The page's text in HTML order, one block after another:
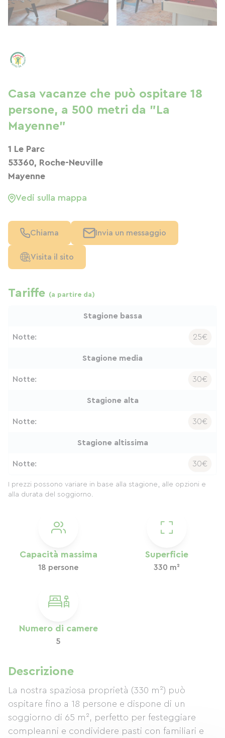
Capacità massima
18 persone
Superficie
330 m²
Numero di camere
5
Descrizione
La nostra spaziosa proprietà (330 m²) può
ospitare fino a 18 persone e dispone di un
soggiorno di 65 m², perfetto per festeggiare
compleanni e condividere pasti con familiari e
Casa vacanze che può ospitare 18
persone, a 500 metri da "La
Mayenne"
1 Le Parc
53360, Roche-Neuville
Mayenne
Vedi sulla mappa
Chiama Invia un messaggio
Visita il sito
Tariffe (a partire da)
Stagione bassa
Notte: 25€
Stagione media
Notte: 30€
Stagione alta
Notte: 30€
Stagione altissima
Notte: 30€
I prezzi possono variare in base alla stagione, alle opzioni e
alla durata del soggiorno.